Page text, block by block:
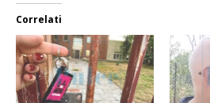
Correlati